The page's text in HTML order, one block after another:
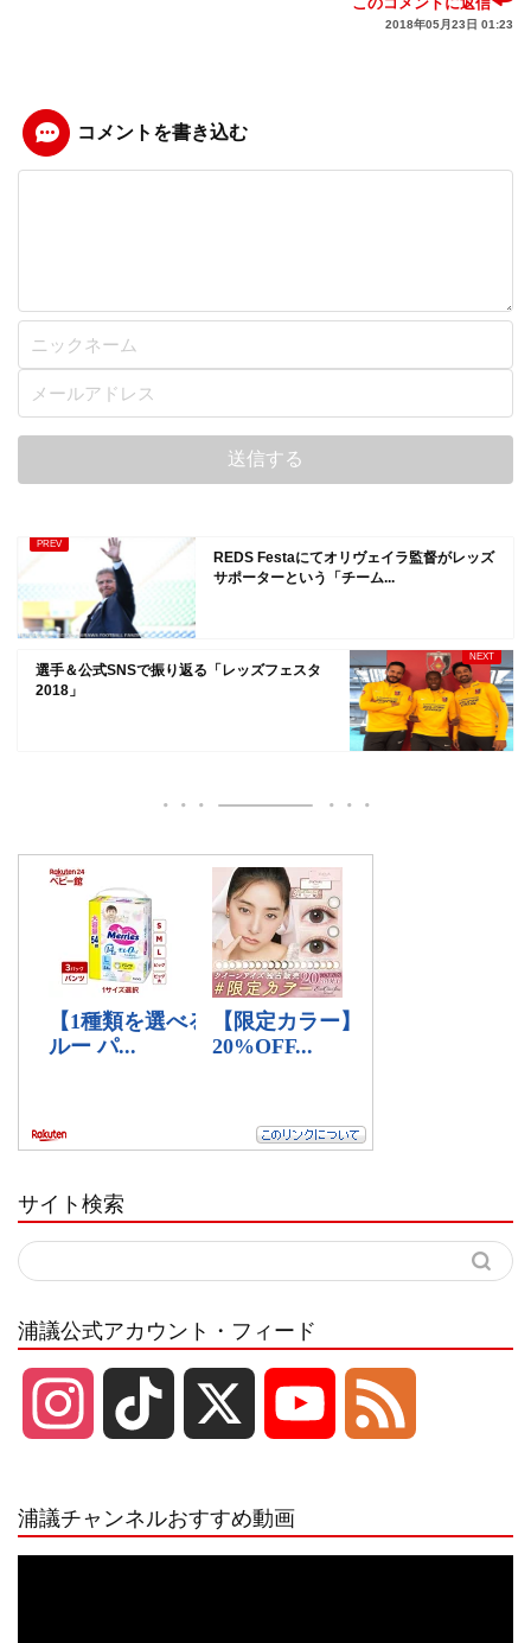
2018年05月23日 01:23
コメントを書き込む
REDS Festaにてオリヴェイラ監督がレッズ
サポーターという「チーム...
選手＆公式SNSで振り返る「レッズフェスタ
2018」
サイト検索
浦議公式アカウント・フィード
浦議チャンネルおすすめ動画